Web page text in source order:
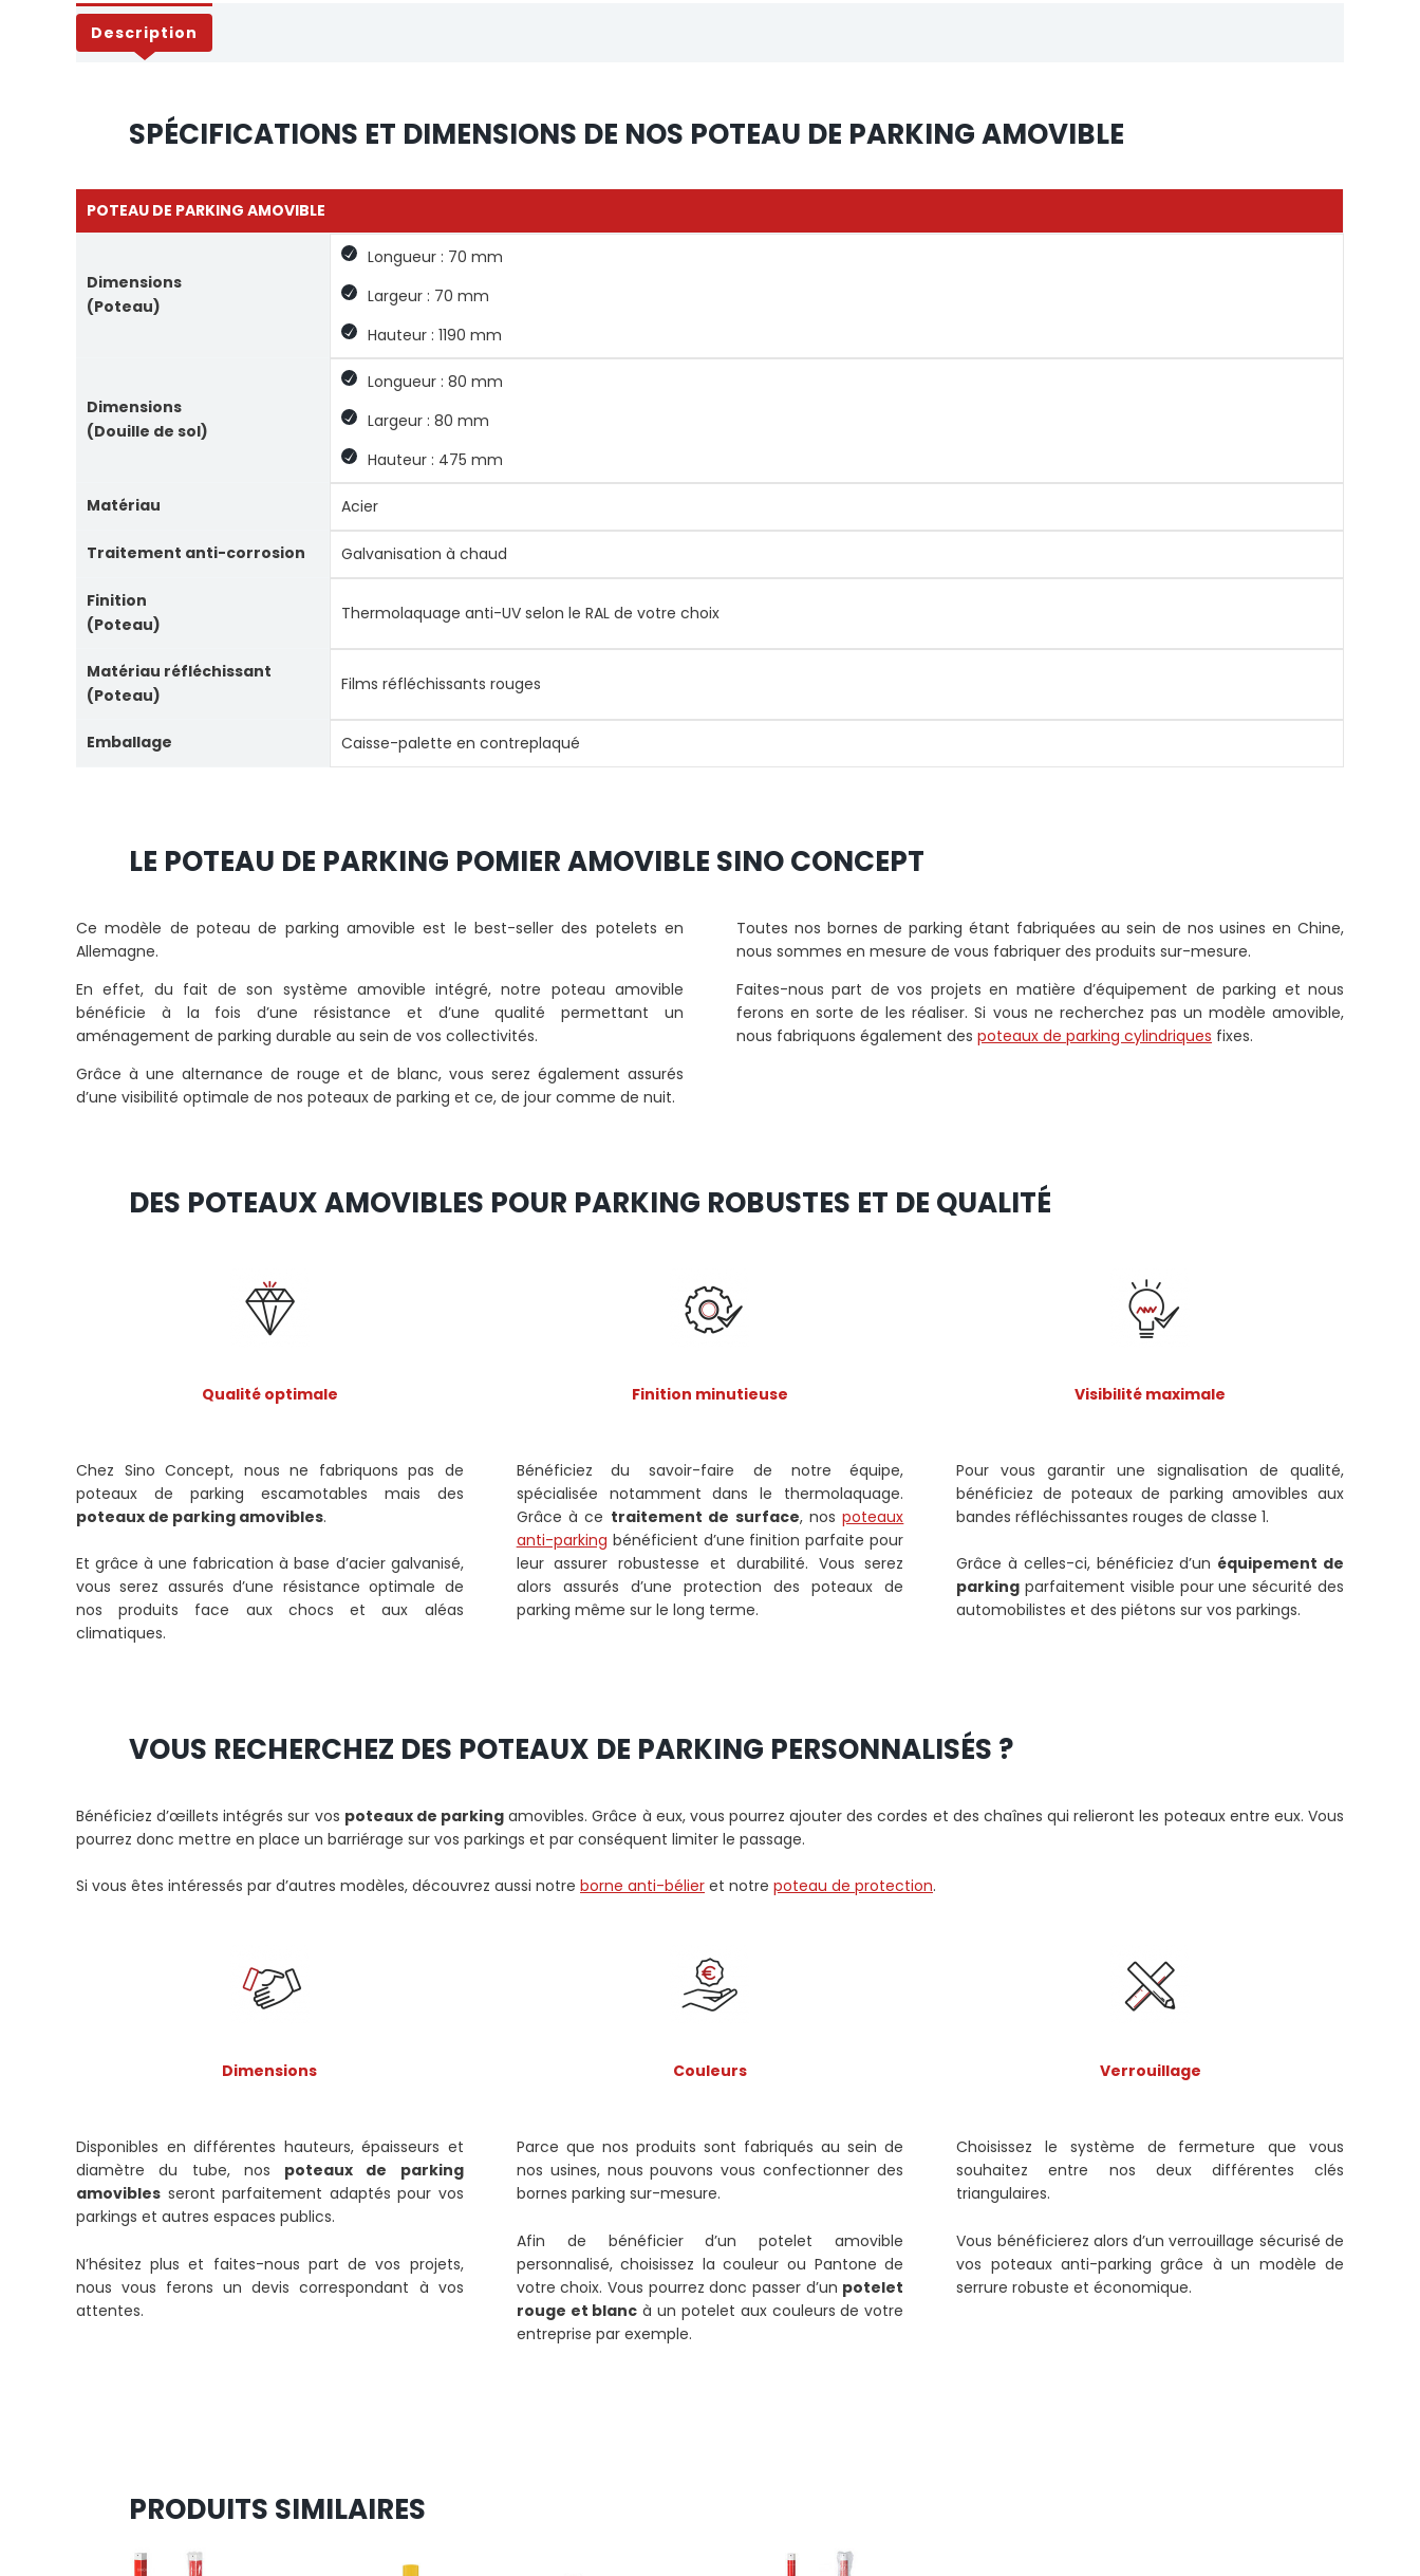
Description
SPÉCIFICATIONS ET DIMENSIONS DE NOS POTEAU DE PARKING AMOVIBLE
POTEAU DE PARKING AMOVIBLE
Dimensions
(Poteau)
Longueur : 70 mm
Largeur : 70 mm
Hauteur : 1190 mm
Dimensions
(Douille de sol)
Longueur : 80 mm
Largeur : 80 mm
Hauteur : 475 mm
Matériau Acier
Traitement anti-corrosion Galvanisation à chaud
Finition
(Poteau)
Thermolaquage anti-UV selon le RAL de votre choix
Matériau réfléchissant
(Poteau)
Films réfléchissants rouges
Emballage Caisse-palette en contreplaqué
LE POTEAU DE PARKING POMIER AMOVIBLE SINO CONCEPT
Ce modèle de poteau de parking amovible est le best-seller des potelets en
Allemagne.
En effet, du fait de son système amovible intégré, notre poteau amovible
bénéficie à la fois d’une résistance et d’une qualité permettant un
aménagement de parking durable au sein de vos collectivités.
Grâce à une alternance de rouge et de blanc, vous serez également assurés
d’une visibilité optimale de nos poteaux de parking et ce, de jour comme de nuit.
Toutes nos bornes de parking étant fabriquées au sein de nos usines en Chine,
nous sommes en mesure de vous fabriquer des produits sur-mesure.
Faites-nous part de vos projets en matière d’équipement de parking et nous
ferons en sorte de les réaliser. Si vous ne recherchez pas un modèle amovible,
nous fabriquons également des poteaux de parking cylindriques fixes.
DES POTEAUX AMOVIBLES POUR PARKING ROBUSTES ET DE QUALITÉ
Qualité optimale
Chez Sino Concept, nous ne fabriquons pas de
poteaux de parking escamotables mais des
poteaux de parking amovibles.
Et grâce à une fabrication à base d’acier galvanisé,
vous serez assurés d’une résistance optimale de
nos produits face aux chocs et aux aléas
climatiques.
Finition minutieuse
Bénéficiez du savoir-faire de notre équipe,
spécialisée notamment dans le thermolaquage.
Grâce à ce traitement de surface, nospoteaux
anti-parking bénéficient d’une finition parfaite pour
leur assurer robustesse et durabilité. Vous serez
alors assurés d’une protection des poteaux de
parking même sur le long terme.
Visibilité maximale
Pour vous garantir une signalisation de qualité,
bénéficiez de poteaux de parking amovibles aux
bandes réfléchissantes rouges de classe 1.
Grâce à celles-ci, bénéficiez d’un équipement de
parking parfaitement visible pour une sécurité des
automobilistes et des piétons sur vos parkings.
VOUS RECHERCHEZ DES POTEAUX DE PARKING PERSONNALISÉS ?
Bénéficiez d’œillets intégrés sur vos poteaux de parking amovibles. Grâce à eux, vous pourrez ajouter des cordes et des chaînes qui relieront les poteaux entre eux. Vous
pourrez donc mettre en place un barriérage sur vos parkings et par conséquent limiter le passage.
Si vous êtes intéressés par d’autres modèles, découvrez aussi notre borne anti-bélier et notre poteau de protection.
Dimensions
Disponibles en différentes hauteurs, épaisseurs et
diamètre du tube, nos poteaux de parking
amovibles seront parfaitement adaptés pour vos
parkings et autres espaces publics.
N’hésitez plus et faites-nous part de vos projets,
nous vous ferons un devis correspondant à vos
attentes.
Couleurs
Parce que nos produits sont fabriqués au sein de
nos usines, nous pouvons vous confectionner des
bornes parking sur-mesure.
Afin de bénéficier d’un potelet amovible
personnalisé, choisissez la couleur ou Pantone de
votre choix. Vous pourrez donc passer d’un potelet
rouge et blanc à un potelet aux couleurs de votre
entreprise par exemple.
Verrouillage
Choisissez le système de fermeture que vous
souhaitez entre nos deux différentes clés
triangulaires.
Vous bénéficierez alors d’un verrouillage sécurisé de
vos poteaux anti-parking grâce à un modèle de
serrure robuste et économique.
PRODUITS SIMILAIRES